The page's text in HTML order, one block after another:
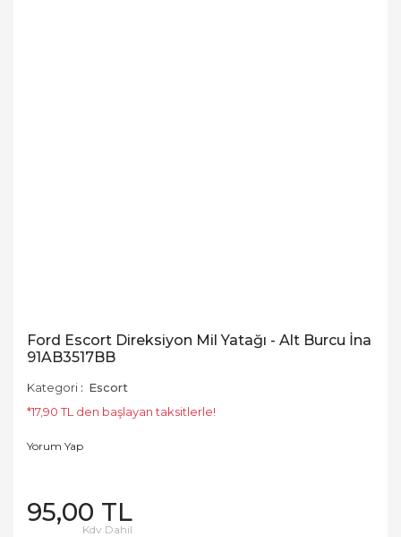
Ford Escort Direksiyon Mil Yatağı - Alt Burcu İna
91AB3517BB
Kategori
Escort
*17,90 TL den başlayan taksitlerle!
Yorum Yap
95,00 TL
Kdv Dahil